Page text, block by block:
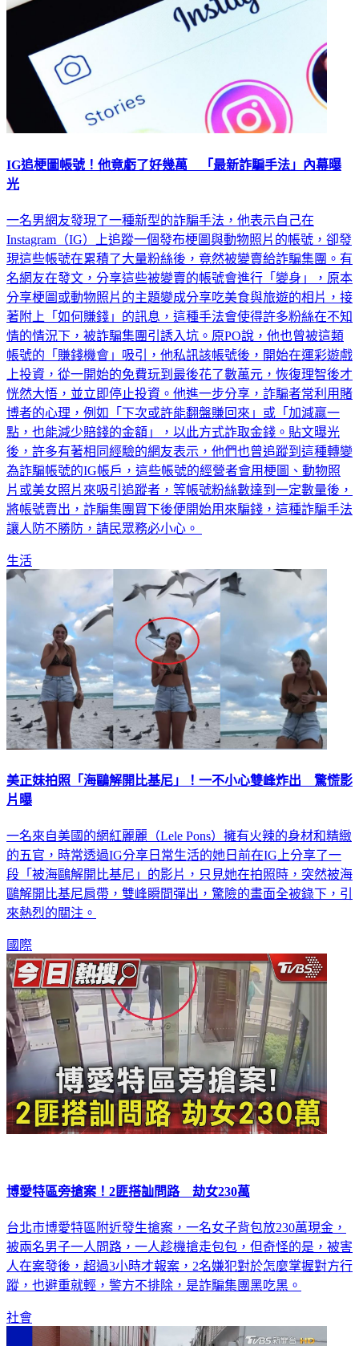
IG追梗圖帳號！他竟虧了好幾萬 「最新詐騙手法」內幕曝
光
一名男網友發現了一種新型的詐騙手法，他表示自己在
Instagram（IG）上追蹤一個發布梗圖與動物照片的帳號，卻發
現這些帳號在累積了大量粉絲後，竟然被變賣給詐騙集團。有
名網友在發文，分享這些被變賣的帳號會進行「變身」，原本
分享梗圖或動物照片的主題變成分享吃美食與旅遊的相片，接
著附上「如何賺錢」的訊息，這種手法會使得許多粉絲在不知
情的情況下，被詐騙集團引誘入坑。原PO說，他也曾被這類
帳號的「賺錢機會」吸引，他私訊該帳號後，開始在運彩遊戲
上投資，從一開始的免費玩到最後花了數萬元，恢復理智後才
恍然大悟，並立即停止投資。他進一步分享，詐騙者常利用賭
博者的心理，例如「下次或許能翻盤賺回來」或「加減贏一
點，也能減少賠錢的金額」，以此方式詐取金錢。貼文曝光
後，許多有著相同經驗的網友表示，他們也曾追蹤到這種轉變
為詐騙帳號的IG帳戶，這些帳號的經營者會用梗圖、動物照
片或美女照片來吸引追蹤者，等帳號粉絲數達到一定數量後，
將帳號賣出，詐騙集團買下後便開始用來騙錢，這種詐騙手法
讓人防不勝防，請民眾務必小心。
生活
美正妹拍照「海鷗解開比基尼」！一不小心雙峰炸出 驚慌影
片曝
一名來自美國的網紅麗麗（Lele Pons）擁有火辣的身材和精緻
的五官，時常透過IG分享日常生活的她日前在IG上分享了一
段「被海鷗解開比基尼」的影片，只見她在拍照時，突然被海
鷗解開比基尼肩帶，雙峰瞬間彈出，驚險的畫面全被錄下，引
來熱烈的關注。
國際
博愛特區旁搶案！2匪搭訕問路 劫女230萬
台北市博愛特區附近發生搶案，一名女子背包放230萬現金，
被兩名男子一人問路，一人趁機搶走包包，但奇怪的是，被害
人在案發後，超過3小時才報案，2名嫌犯對於怎麼掌握對方行
蹤，也避重就輕，警方不排除，是詐騙集團黑吃黑。
社會